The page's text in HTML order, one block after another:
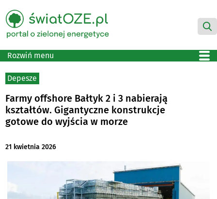
Rozwiń menu
Depesze
Farmy offshore Bałtyk 2 i 3 nabierają
kształtów. Gigantyczne konstrukcje
gotowe do wyjścia w morze
21 kwietnia 2026